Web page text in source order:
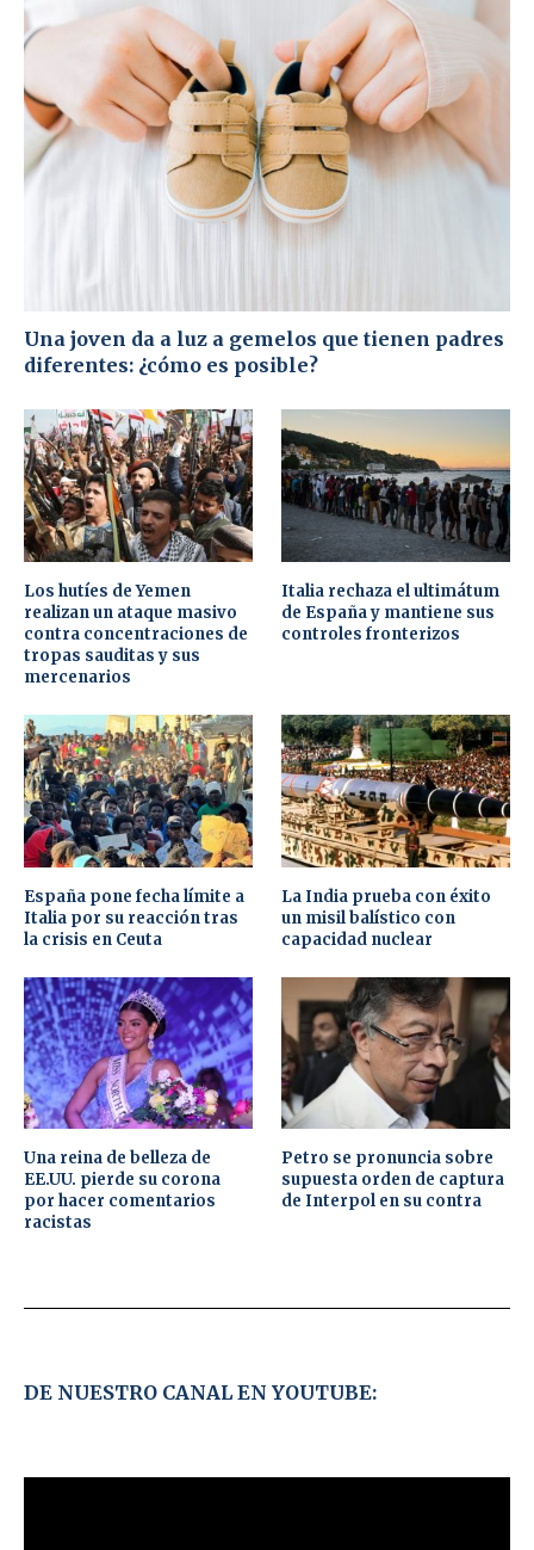
Una joven da a luz a gemelos que tienen padres
diferentes: ¿cómo es posible?
Los hutíes de Yemen
realizan un ataque masivo
contra concentraciones de
tropas sauditas y sus
mercenarios
Italia rechaza el ultimátum
de España y mantiene sus
controles fronterizos
España pone fecha límite a
Italia por su reacción tras
la crisis en Ceuta
La India prueba con éxito
un misil balístico con
capacidad nuclear
Una reina de belleza de
EE.UU. pierde su corona
por hacer comentarios
racistas
Petro se pronuncia sobre
supuesta orden de captura
de Interpol en su contra
DE NUESTRO CANAL EN YOUTUBE: